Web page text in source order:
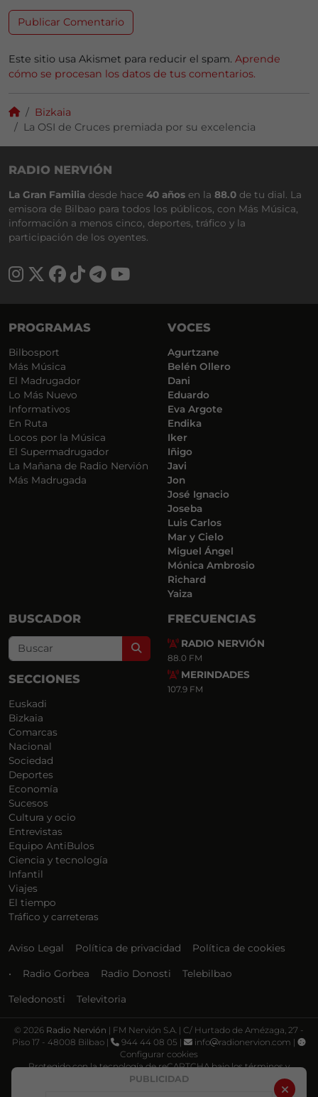
PUBLICIDAD
Este sitio usa Akismet para reducir el spam. Aprende
cómo se procesan los datos de tus comentarios.
Bizkaia
La OSI de Cruces premiada por su excelencia
RADIO NERVIÓN
La Gran Familia desde hace 40 años en la 88.0 de tu dial. La
emisora de Bilbao para todos los públicos, con Más Música,
información a menos cinco, deportes, tráfico y la
participación de los oyentes.
PROGRAMAS
Bilbosport
Más Música
El Madrugador
Lo Más Nuevo
Informativos
En Ruta
Locos por la Música
El Supermadrugador
La Mañana de Radio Nervión
Más Madrugada
VOCES
Agurtzane
Belén Ollero
Dani
Eduardo
Eva Argote
Endika
Iker
Iñigo
Javi
Jon
José Ignacio
Joseba
Luis Carlos
Mar y Cielo
Miguel Ángel
Mónica Ambrosio
Richard
Yaiza
BUSCADOR
Search
SECCIONES
Euskadi
Bizkaia
Comarcas
Nacional
Sociedad
Deportes
Economía
Sucesos
Cultura y ocio
Entrevistas
Equipo AntiBulos
Ciencia y tecnología
Infantil
Viajes
El tiempo
Tráfico y carreteras
FRECUENCIAS
RADIO NERVIÓN
88.0 FM
MERINDADES
107.9 FM
Aviso Legal Política de privacidad Política de cookies
• Radio Gorbea Radio Donosti Telebilbao
Teledonosti Televitoria
© 2026 Radio Nervión | FM Nervión S.A. | C/ Hurtado de Amézaga, 27 -
Piso 17 - 48008 Bilbao |
944 44 08 05 | info
radionervion.com |
Configurar cookies
Protegido con la tecnología de reCAPTCHA bajo los términos y
Política de privacidad Términos de servicio